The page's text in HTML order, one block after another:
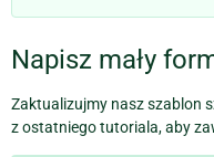
Napisz mały
Zaktualizujmy nasz szablon
z ostatniego tutoriala, aby